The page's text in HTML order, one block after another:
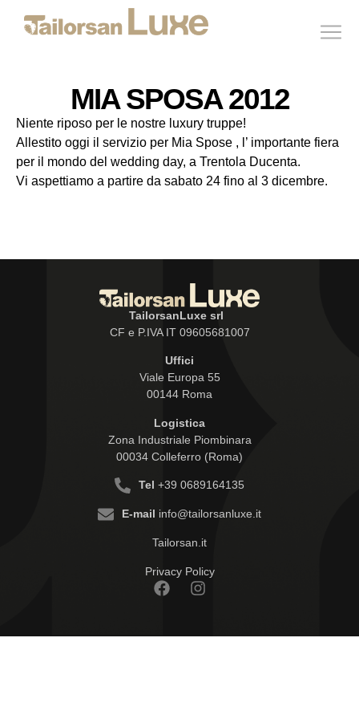
MIA SPOSA 2012
Niente riposo per le nostre luxury truppe!
Allestito oggi il servizio per Mia Spose , l’ importante fiera
per il mondo del wedding day, a Trentola Ducenta.
Vi aspettiamo a partire da sabato 24 fino al 3 dicembre.
TailorsanLuxe srl
CF e P.IVA IT 09605681007
Uffici
Viale Europa 55
00144 Roma
Logistica
Zona Industriale Piombinara
00034 Colleferro (Roma)
Tel +39 0689164135
E-mail info@tailorsanluxe.it
Tailorsan.it
Privacy Policy